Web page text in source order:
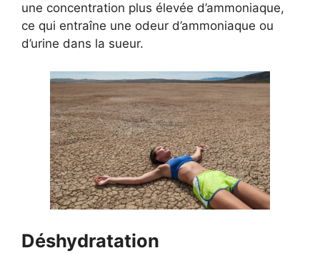
une concentration plus élevée d’ammoniaque,
ce qui entraîne une odeur d’ammoniaque ou
d’urine dans la sueur.
Déshydratation